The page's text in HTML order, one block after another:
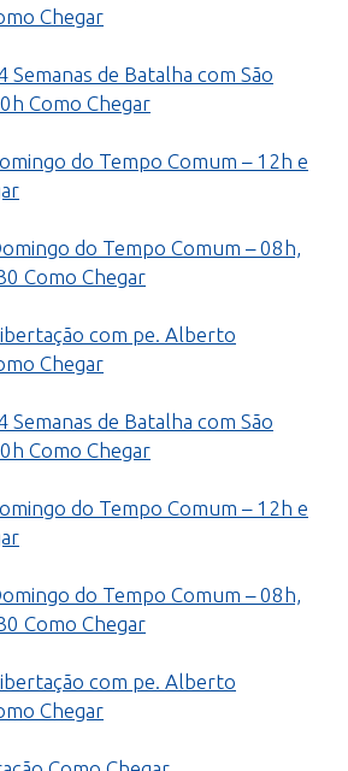
Chegar
Semanas de Batalha com São
Como Chegar
do Tempo Comum – 12h e
do Tempo Comum – 08h,
Como Chegar
com pe. Alberto
Chegar
Semanas de Batalha com São
Como Chegar
do Tempo Comum – 12h e
do Tempo Comum – 08h,
Como Chegar
com pe. Alberto
Chegar